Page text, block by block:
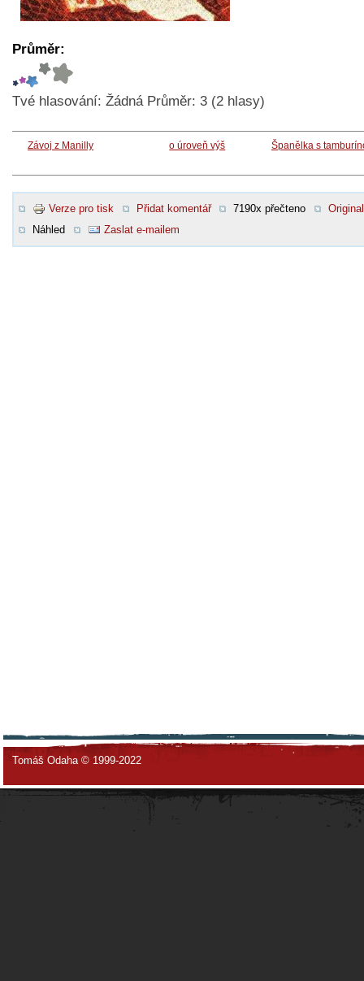
Průměr:
Tvé hlasování: Žádná Průměr: 3 (2 hlasy)
Závoj z Manilly o úroveň výš Španělka s
Verze pro tisk Přidat komentář 7190x přečteno
Original
Náhled
Zaslat e-mailem
Tomáš Odaha © 1999-2022